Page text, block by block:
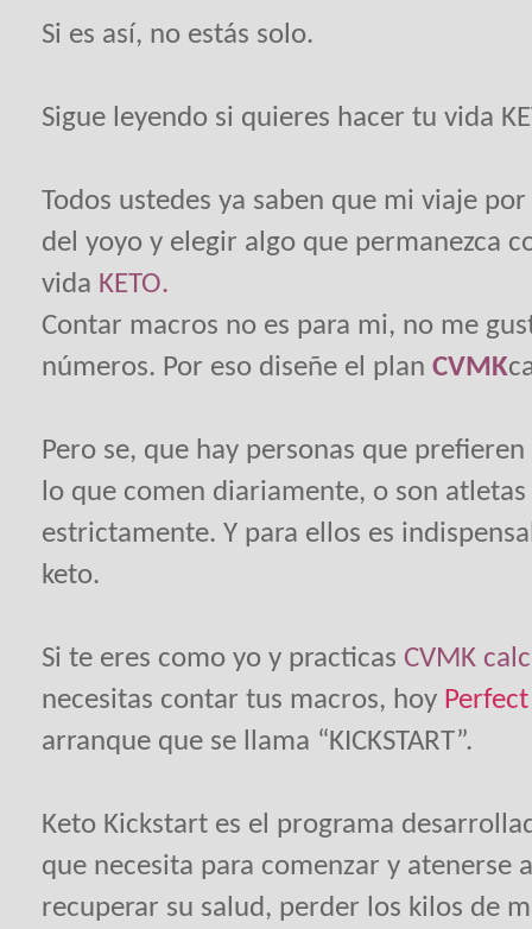
Si es así, no estás solo.
Sigue leyendo si quieres hacer tu vida
Todos ustedes ya saben que mi viaje
del yoyo y elegir algo que permanezca
vida KETO.
Contar macros no es para mi, no me
números. Por eso diseñe el plan CVMK
Pero se, que hay personas que
lo que comen diariamente, o son
estrictamente. Y para ellos es
keto.
Si te eres como yo y practicas CVMK
necesitas contar tus macros, hoy
arranque que se llama “KICKSTART”.
Keto Kickstart es el programa
que necesita para comenzar y atenerse
recuperar su salud, perder los kilos de